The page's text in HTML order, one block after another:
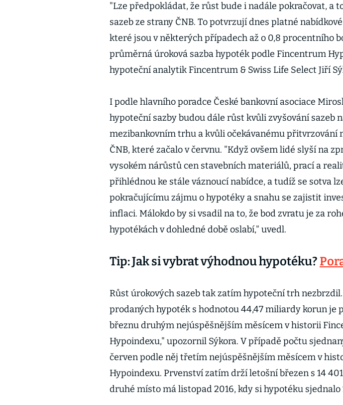
"Lze předpokládat, že růst bude i nadále pokračovat, a
sazeb ze strany ČNB. To potvrzují dnes platné
které jsou v některých případech až o 0,8 procentního
průměrná úroková sazba hypoték podle Fincentrum
hypoteční analytik Fincentrum & Swiss Life Select Jiří
I podle hlavního poradce České bankovní asociace
hypoteční sazby budou dále růst kvůli zvyšování sazeb
mezibankovním trhu a kvůli očekávanému přitvrzování
ČNB, které začalo v červnu. "Když ovšem lidé slyší na
vysokém nárůstů cen stavebních materiálů, prací a
přihlédnou ke stále váznoucí nabídce, a tudíž se sotva
pokračujícímu zájmu o hypotéky a snahu se zajistit
inflaci. Málokdo by si vsadil na to, že bod zvratu je za
hypotékách v dohledné době oslabí," uvedl.
Tip: Jak si vybrat výhodnou hypotéku?
Růst úrokových sazeb tak zatím hypoteční trh
prodaných hypoték s hodnotou 44,47 miliardy korun je
březnu druhým nejúspěšnějším měsícem v historii
Hypoindexu," upozornil Sýkora. V případě počtu
červen podle něj třetím nejúspěšnějším měsícem v
Hypoindexu. Prvenství zatím drží letošní březen s 14
druhé místo má listopad 2016, kdy si hypotéku sjednalo